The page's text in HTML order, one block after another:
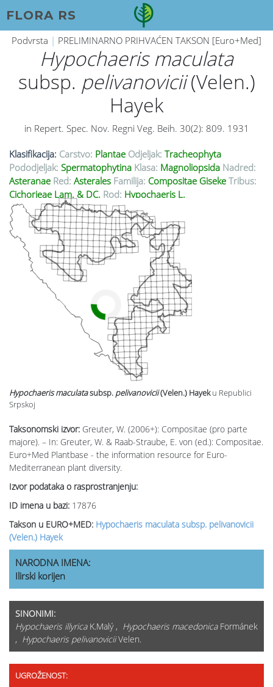
FLORA RS
Podvrsta | PRELIMINARNO PRIHVAĆEN TAKSON [Euro+Med]
Hypochaeris maculata
subsp. pelivanovicii(Velen.)
Hayek
in Repert. Spec. Nov. Regni Veg. Beih. 30(2): 809. 1931
Klasifikacija: Carstvo: Plantae Odjeljak: Tracheophyta
Pododjeljak: Spermatophytina Klasa: Magnoliopsida Nadred:
Asteranae Red: Asterales Familija: Compositae Giseke Tribus:
Cichorieae Lam. & DC. Rod: Hypochaeris L.
Taksonomski izvor: Greuter, W. (2006+): Compositae (pro parte
majore). – In: Greuter, W. & Raab-Straube, E. von (ed.): Compositae.
Euro+Med Plantbase - the information resource for Euro-
Mediterranean plant diversity.
Izvor podataka o rasprostranjenju:
ID imena u bazi: 17876
Takson u EURO+MED: Hypochaeris maculata subsp. pelivanovicii
(Velen.) Hayek
Hypochaeris maculatasubsp. pelivanovicii(Velen.) Hayek u Republici
Srpskoj
NARODNA IMENA:
Ilirski korijen
SINONIMI:
Hypochaeris illyricaK.Malý , Hypochaeris macedonicaFormánek
, Hypochaeris pelivanoviciiVelen.
UGROŽENOST: